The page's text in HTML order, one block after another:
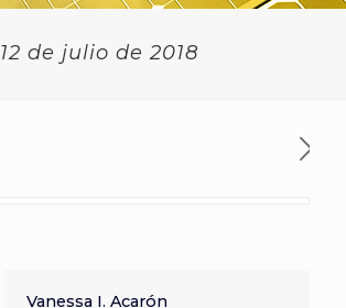
12 de julio de 2018
Vanessa I. Acarón